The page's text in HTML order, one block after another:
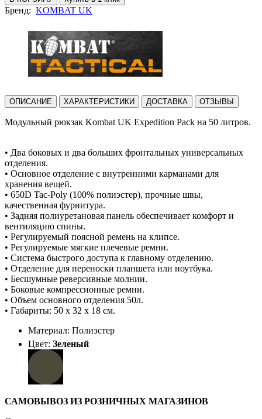
Бренд: KOMBAT UK
ОПИСАНИЕ ХАРАКТЕРИСТИКИ ДОСТАВКА ОТЗЫВЫ
Модульный рюкзак Kombat UK Expedition Pack на 50 литров.
• Два боковых и два больших фронтальных универсальных
отделения.
• Основное отделение с внутренними карманами для
хранения вещей.
• 650D Tac-Poly (100% полиэстер), прочные швы,
качественная фурнитура.
• Задняя полиуретановая панель обеспечивает комфорт и
вентиляцию спины.
• Регулируемый поясной ремень на клипсе.
• Регулируемые мягкие плечевые ремни.
• Система быстрого доступа к главному отделению.
• Отделение для переноски планшета или ноутбука.
• Бесшумные реверсивные молнии.
• Боковые компрессионные ремни.
• Объем основного отделения 50л.
• Габариты: 50 х 32 х 18 см.
Материал: Полиэстер
Цвет: Зеленый
САМОВЫВОЗ ИЗ РОЗНИЧНЫХ МАГАЗИНОВ